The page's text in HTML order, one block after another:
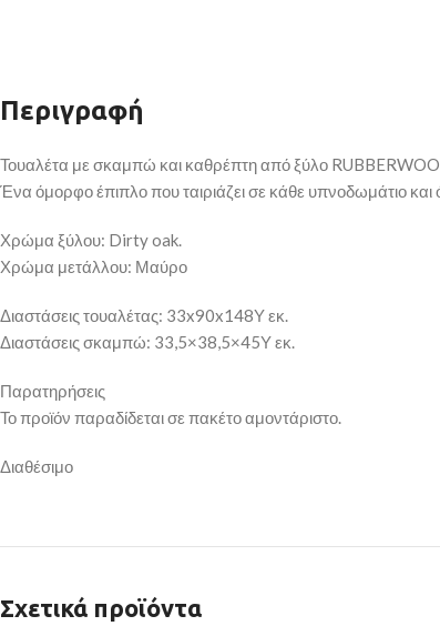
Περιγραφή
Τουαλέτα με σκαμπώ και καθρέπτη από ξύλο
Ένα όμορφο έπιπλο που ταιριάζει σε κάθε υπνοδωμάτιο
Χρώμα ξύλου: Dirty oak.
Χρώμα μετάλλου: Μαύρο
Διαστάσεις τουαλέτας: 33x90x148Υ εκ.
Διαστάσεις σκαμπώ: 33,5×38,5×45Υ εκ.
Παρατηρήσεις
Το προϊόν παραδίδεται σε πακέτο αμοντάριστο.
Διαθέσιμο
Σχετικά προϊόντα